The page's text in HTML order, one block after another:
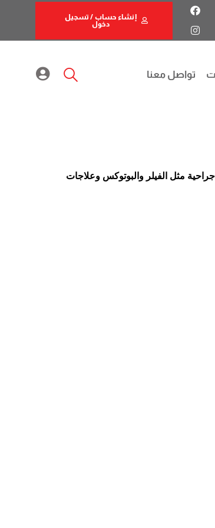
إنشاء حساب / تسجيل
دخول
تواصل معنا
مثل الفيلر والبوتوكس وعلاجات